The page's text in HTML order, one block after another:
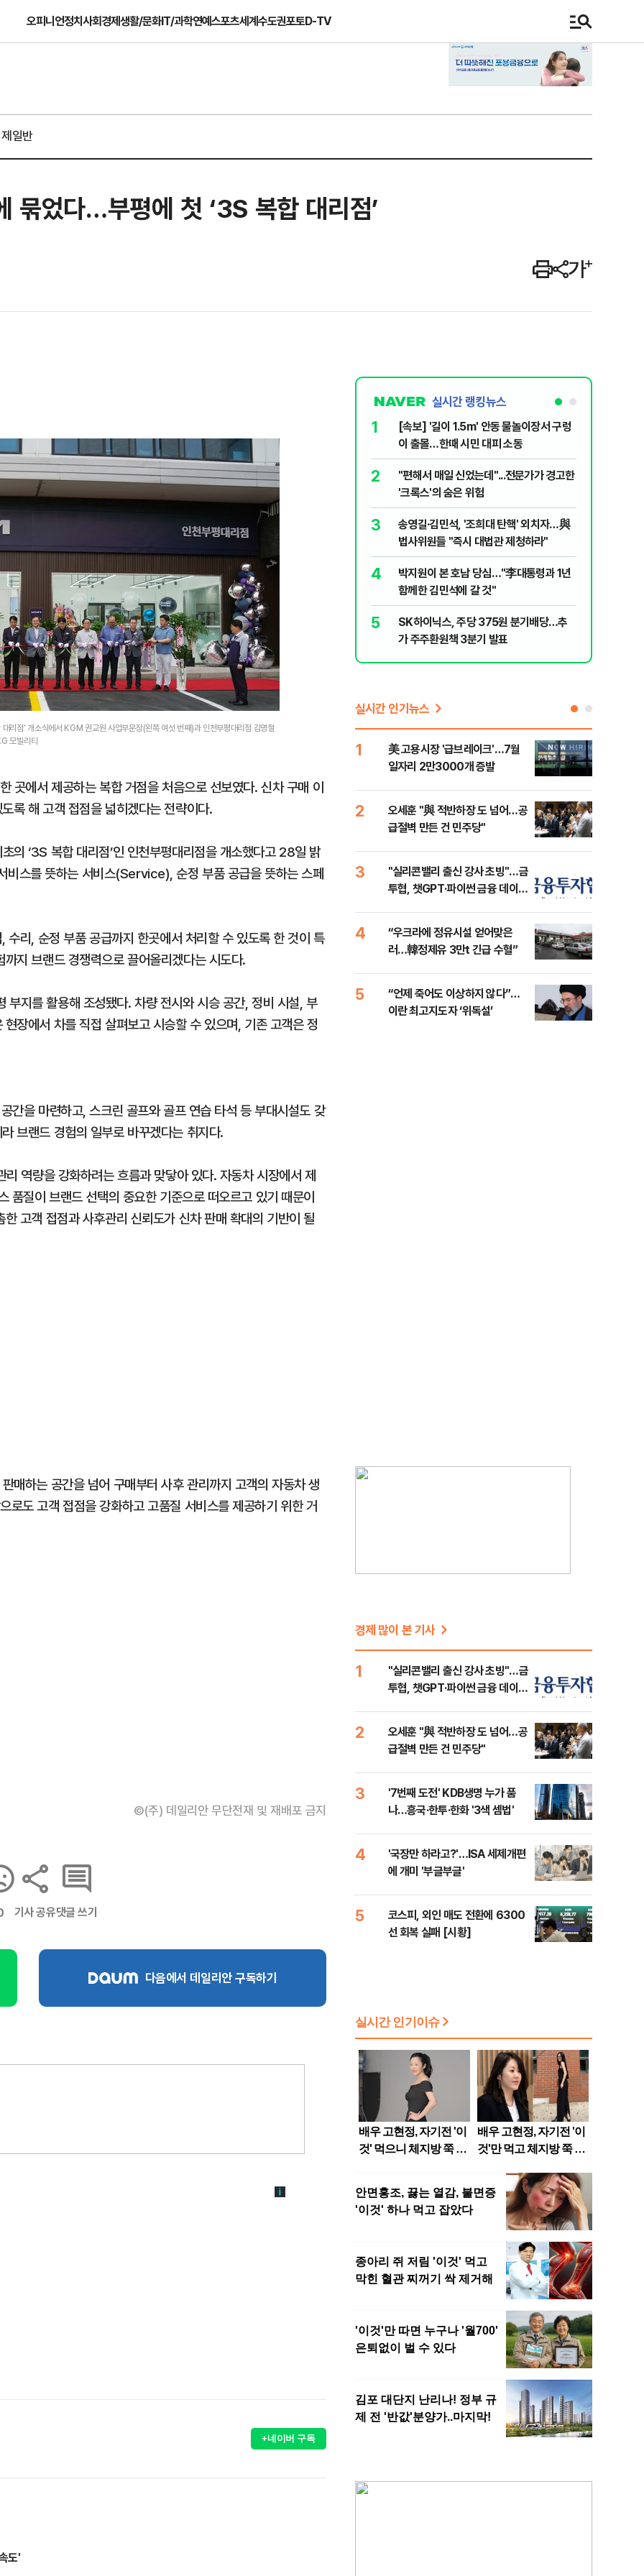
오피니언정치사회경제생활/문화IT/과학연예스포츠세계수도권포토D-TV
일반
묶었다…부평에 첫 ‘3S 복합 대리점’
점’ 개소식에서 KGM 권교원 사업부문장(왼쪽 여섯 번째)과 인천부평대리점 김명철
모빌리티
곳에서 제공하는 복합 거점을 처음으로 선보였다. 신차 구매 이
록 해 고객 접점을 넓히겠다는 전략이다.
의 ‘3S 복합 대리점’인 인천부평대리점을 개소했다고 28일 밝
스를 뜻하는 서비스(Service), 순정 부품 공급을 뜻하는 스페
수리, 순정 부품 공급까지 한곳에서 처리할 수 있도록 한 것이 특
지 브랜드 경쟁력으로 끌어올리겠다는 시도다.
지를 활용해 조성됐다. 차량 전시와 시승 공간, 정비 시설, 부
장에서 차를 직접 살펴보고 시승할 수 있으며, 기존 고객은 정
간을 마련하고, 스크린 골프와 골프 연습 타석 등 부대시설도 갖
브랜드 경험의 일부로 바꾸겠다는 취지다.
역량을 강화하려는 흐름과 맞닿아 있다. 자동차 시장에서 제
품질이 브랜드 선택의 중요한 기준으로 떠오르고 있기 때문이
고객 접점과 사후관리 신뢰도가 신차 판매 확대의 기반이 될
매하는 공간을 넘어 구매부터 사후 관리까지 고객의 자동차 생
로도 고객 접점을 강화하고 고품질 서비스를 제공하기 위한 거
©(주) 데일리안 무단전재 및 재배포 금지
기사 공유댓글 쓰기
다음에서 데일리안 구독하기
+네이버 구독
도'
실시간 랭킹뉴스
1
[속보] '길이 1.5m' 안동 물놀이장서 구렁
이 출몰…한때 시민 대피 소동
2
"편해서 매일 신었는데"...전문가가 경고한
'크록스'의 숨은 위험
3
송영길·김민석, '조희대 탄핵' 외치자…與
법사위원들 "즉시 대법관 제청하라"
4
박지원이 본 호남 당심…"李대통령과 1년
함께한 김민석에 갈 것"
5
SK하이닉스, 주당 375원 분기배당…추
가 주주환원책 3분기 발표
실시간 인기뉴스
1
美 고용시장 '급브레이크'…7월
일자리 2만3000개 증발
2
오세훈 "與 적반하장 도 넘어…공
급절벽 만든 건 민주당"
3
"실리콘밸리 출신 강사 초빙"…금
투협, 챗GPT·파이썬 금융 데이터
4
“우크라에 정유시설 얻어맞은
러…韓정제유 3만t 긴급 수혈”
5
“언제 죽어도 이상하지 않다”…
이란 최고지도자 ‘위독설’
경제 많이 본 기사
1
"실리콘밸리 출신 강사 초빙"…금
투협, 챗GPT·파이썬 금융 데이터
2
오세훈 "與 적반하장 도 넘어…공
급절벽 만든 건 민주당"
3
'7번째 도전' KDB생명 누가 품
나…흥국·한투·한화 '3색 셈법'
4
'국장만 하라고?'…ISA 세제개편
에 개미 '부글부글'
5
코스피, 외인 매도 전환에 6300
선 회복 실패 [시황]